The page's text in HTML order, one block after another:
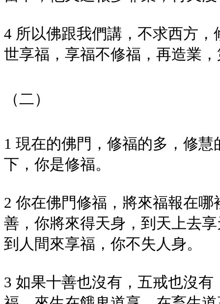
4 所以佛跟我們講，不求西方
世享福，享福不修福，再造業
（二）
1 現在的佛門，修福的多，修
下，你是修福。
2 你在佛門修福，將來福報在
善，你將來得天身，到天上去
到人間來享福，你不失人身。
3 如果十善也沒有，五戒也沒